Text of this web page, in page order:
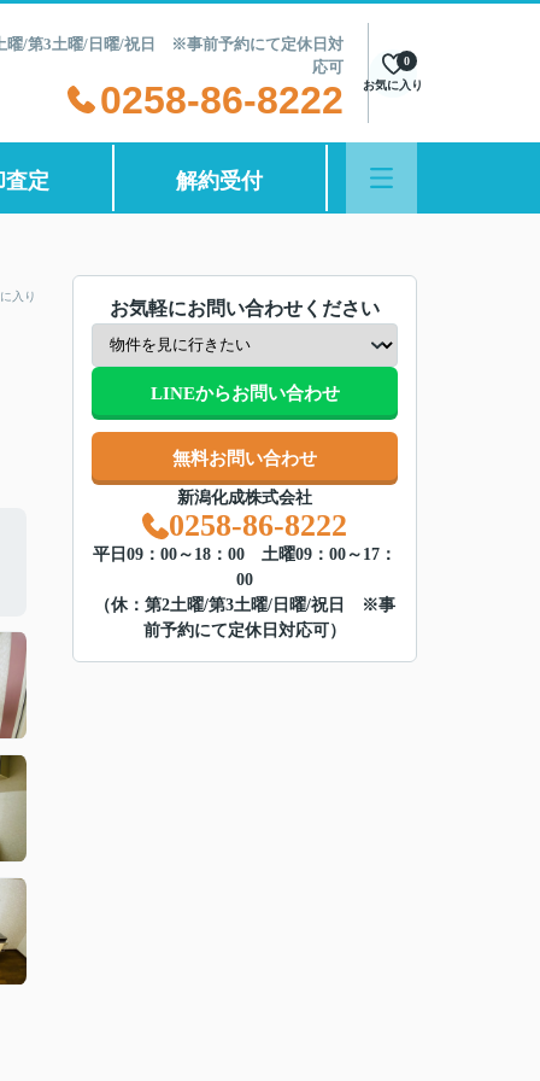
曜/第3土曜/日曜/祝日 ※事前予約にて定休日対
応可
0258-86-8222 お気に入り
0
査定 解約受付
入り
お気軽にお問い合わせください
LINEからお問い合わせ
無料お問い合わせ
新潟化成株式会社
0258-86-8222
平日09：00～18：00 土曜09：00～17：
00
（休：第2土曜/第3土曜/日曜/祝日 ※事
前予約にて定休日対応可）